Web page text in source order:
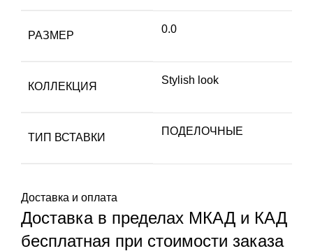
РАЗМЕР
0.0
КОЛЛЕКЦИЯ
Stylish look
ТИП ВСТАВКИ
ПОДЕЛОЧНЫЕ
Доставка и оплата
Доставка в пределах МКАД и КАД
бесплатная при стоимости заказа